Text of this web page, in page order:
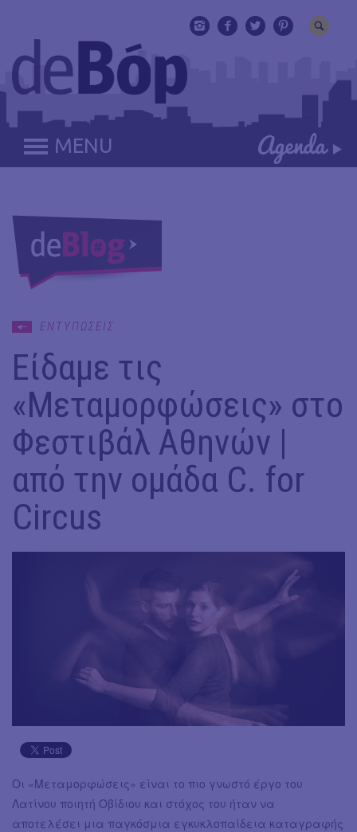
MENU
ΕΝΤΥΠΩΣΕΙΣ
Είδαμε τις
«Μεταμορφώσεις» στο
Φεστιβάλ Αθηνών |
από την ομάδα C. for
Circus
Οι «Μεταμορφώσεις» είναι το πιο γνωστό έργο του
Λατίνου ποιητή Οβίδιου και στόχος του ήταν να
αποτελέσει μια παγκόσμια εγκυκλοπαίδεια καταγραφής